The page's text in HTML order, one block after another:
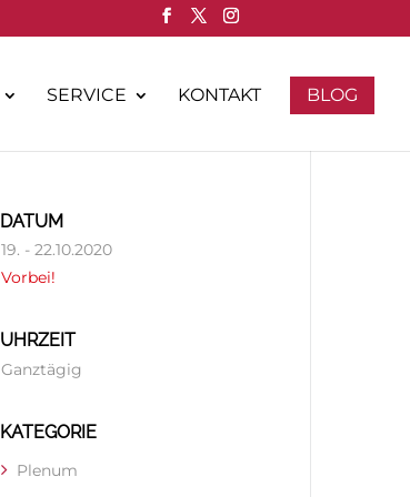
SERVICE KONTAKT BLOG
DATUM
19. - 22.10.2020
Vorbei!
UHRZEIT
Ganztägig
KATEGORIE
Plenum